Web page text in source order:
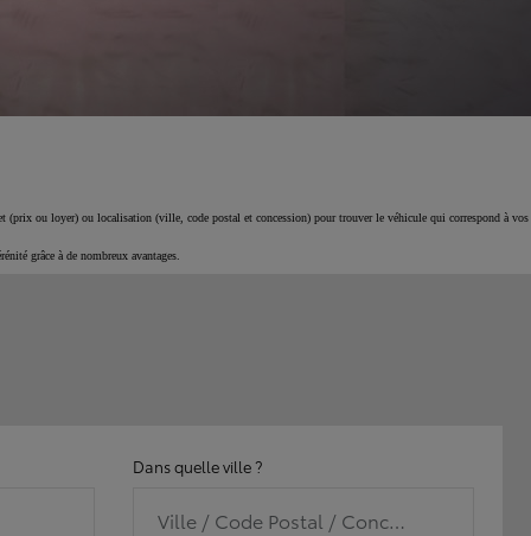
(prix ou loyer) ou localisation (ville, code postal et concession) pour trouver le véhicule qui correspond à vos
grâce à de nombreux avantages.
Dans quelle ville ?
Ville / Code Postal / Concession